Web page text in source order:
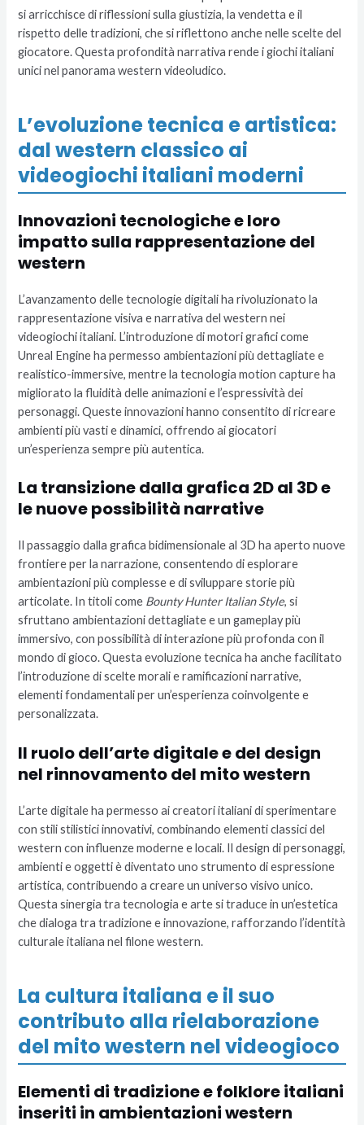
si arricchisce di riflessioni sulla giustizia, la vendetta e il
rispetto delle tradizioni, che si riflettono anche nelle scelte del
giocatore. Questa profondità narrativa rende i giochi italiani
unici nel panorama western videoludico.
L’evoluzione tecnica e artistica:
dal western classico ai
videogiochi italiani moderni
Innovazioni tecnologiche e loro
impatto sulla rappresentazione del
western
L’avanzamento delle tecnologie digitali ha rivoluzionato la
rappresentazione visiva e narrativa del western nei
videogiochi italiani. L’introduzione di motori grafici come
Unreal Engine ha permesso ambientazioni più dettagliate e
realistico-immersive, mentre la tecnologia motion capture ha
migliorato la fluidità delle animazioni e l’espressività dei
personaggi. Queste innovazioni hanno consentito di ricreare
ambienti più vasti e dinamici, offrendo ai giocatori
un’esperienza sempre più autentica.
La transizione dalla grafica 2D al 3D e
le nuove possibilità narrative
Il passaggio dalla grafica bidimensionale al 3D ha aperto nuove
frontiere per la narrazione, consentendo di esplorare
ambientazioni più complesse e di sviluppare storie più
articolate. In titoli come Bounty Hunter Italian Style, si
sfruttano ambientazioni dettagliate e un gameplay più
immersivo, con possibilità di interazione più profonda con il
mondo di gioco. Questa evoluzione tecnica ha anche facilitato
l’introduzione di scelte morali e ramificazioni narrative,
elementi fondamentali per un’esperienza coinvolgente e
personalizzata.
Il ruolo dell’arte digitale e del design
nel rinnovamento del mito western
L’arte digitale ha permesso ai creatori italiani di sperimentare
con stili stilistici innovativi, combinando elementi classici del
western con influenze moderne e locali. Il design di personaggi,
ambienti e oggetti è diventato uno strumento di espressione
artistica, contribuendo a creare un universo visivo unico.
Questa sinergia tra tecnologia e arte si traduce in un’estetica
che dialoga tra tradizione e innovazione, rafforzando l’identità
culturale italiana nel filone western.
La cultura italiana e il suo
contributo alla rielaborazione
del mito western nel videogioco
Elementi di tradizione e folklore italiani
inseriti in ambientazioni western